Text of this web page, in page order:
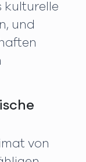
kulturelle
und
von